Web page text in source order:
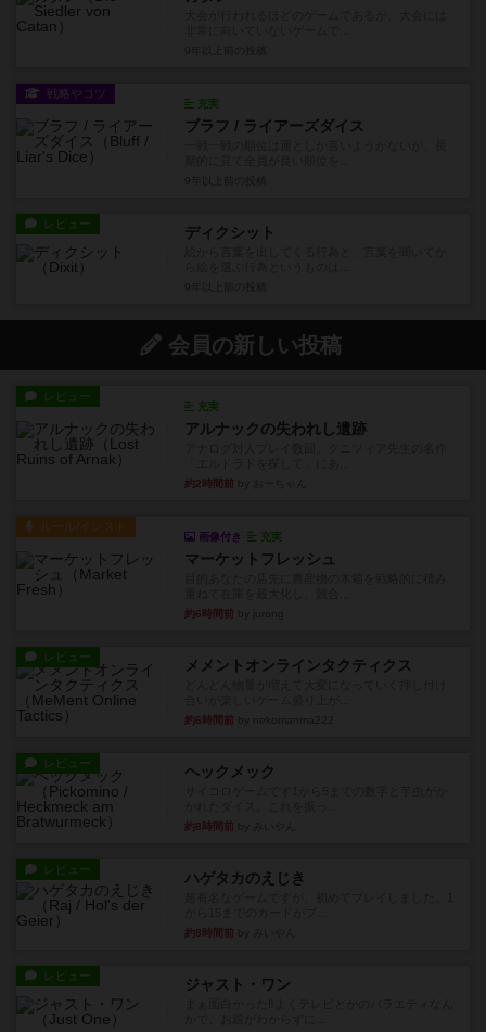
戦略やコツ
充実
ブラフ / ライアーズダイス
レビュー ディクシット
会員の新しい投稿
レビュー
充実
アルナックの失われし遺跡
約2時間前
ルール/インスト
画像付き 充実
マーケットフレッシュ
約6時間前
レビュー メメントオンラインタクティクス
約6時間前
レビュー ヘックメック
約8時間前
レビュー ハゲタカのえじき
約8時間前
レビュー ジャスト・ワン